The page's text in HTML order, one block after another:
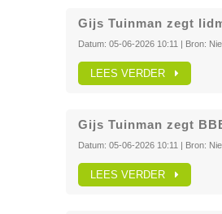
Gijs Tuinman zegt
Datum: 05-06-2026 10:11 | Bron:
LEES VERDER
Gijs Tuinman zegt
Datum: 05-06-2026 10:11 | Bron:
LEES VERDER